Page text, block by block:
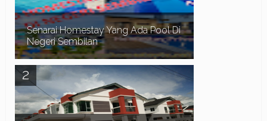
Senarai Homestay Yang Ada Pool Di
Negeri Sembilan
Assalamualaikum dan Salam Sejahtera. Pada
kali ini kita teruskan lagi dengan senarai homestay
yang ada swimming pool di sekitar Negeri Sem...